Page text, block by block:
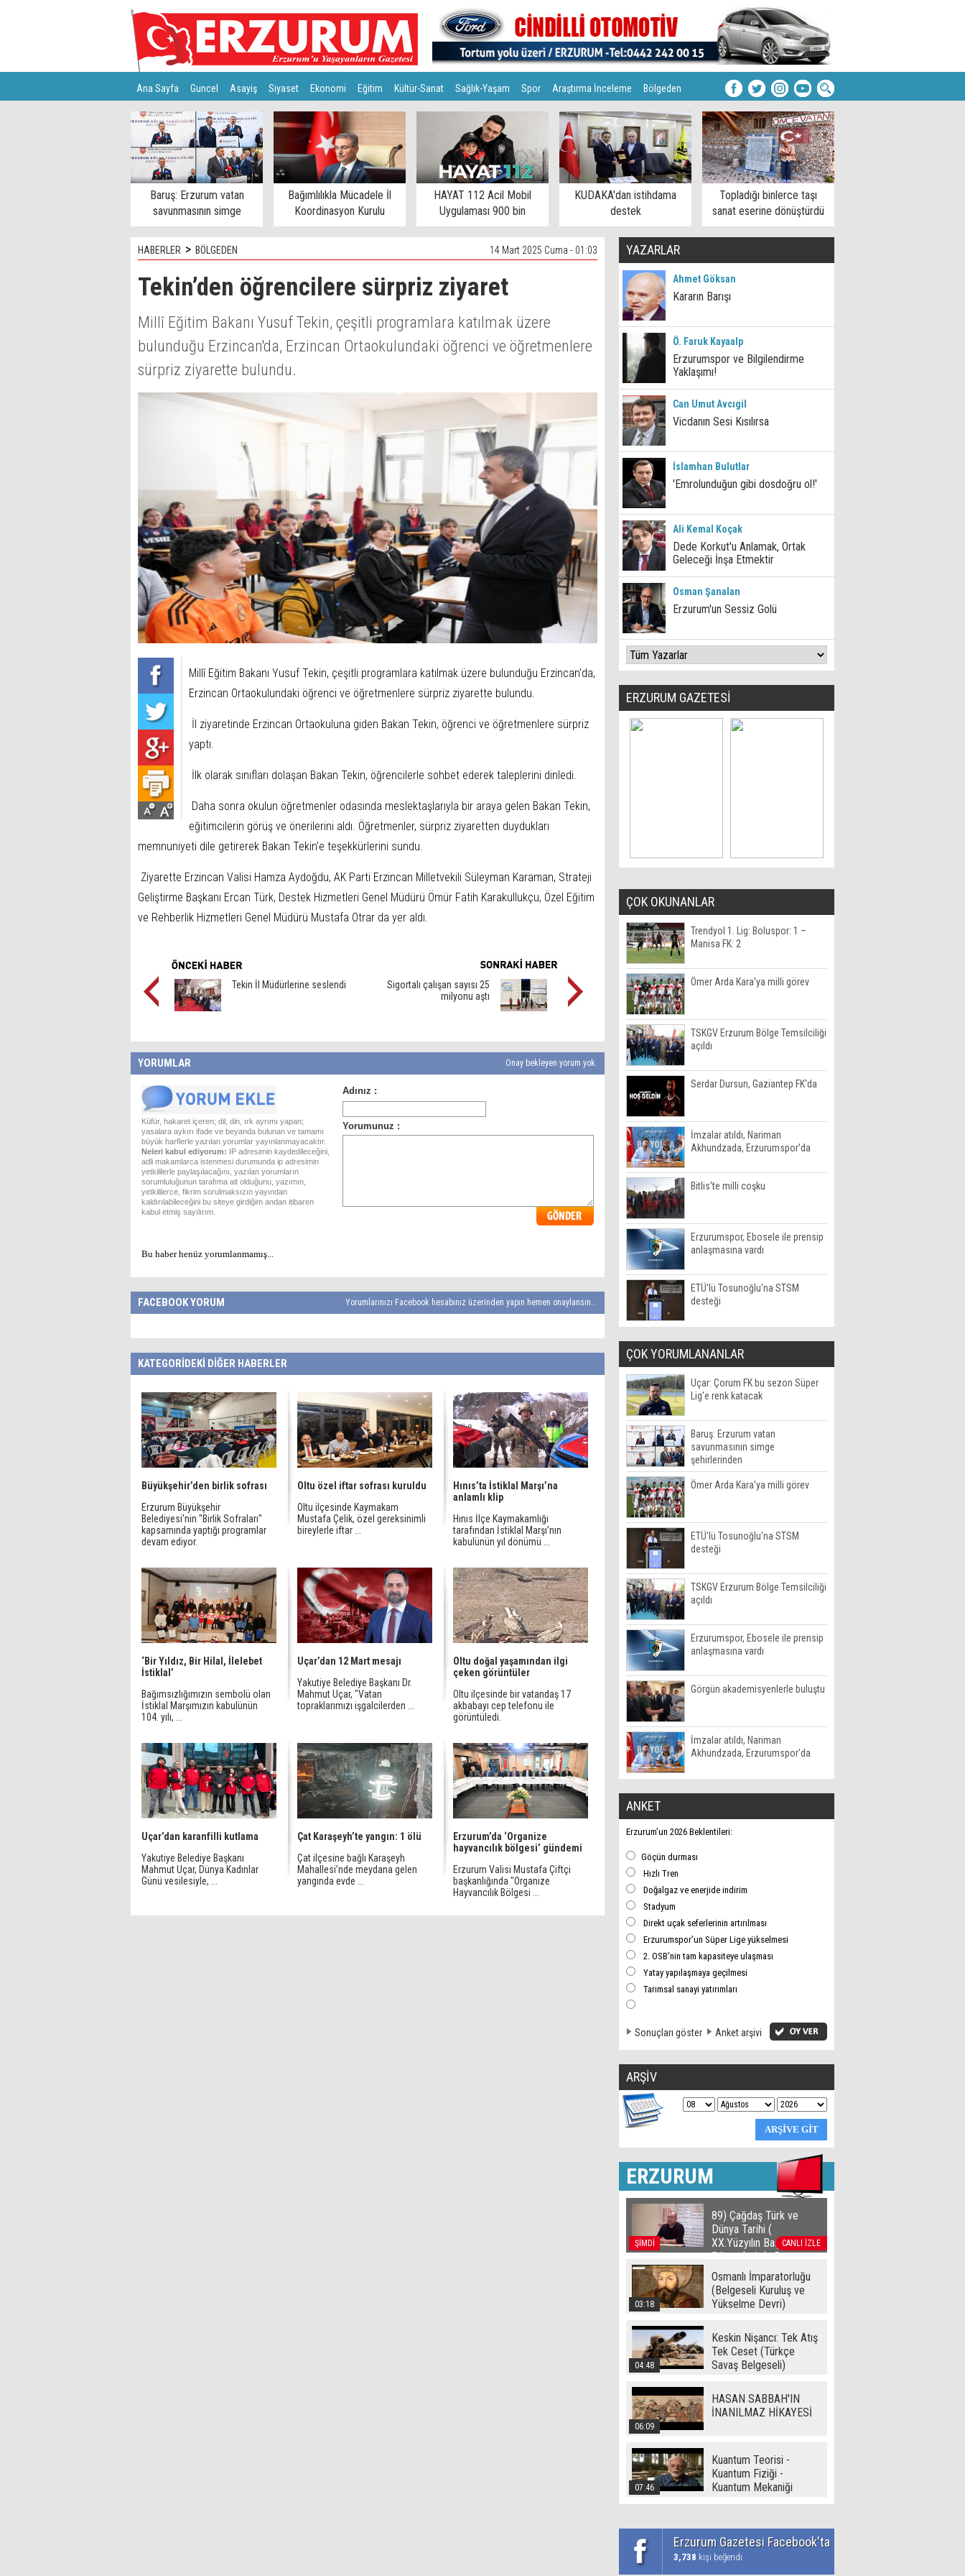
Ana Sayfa Guncel Asayiş Siyaset Ekonomi Eğitim Kültür-Sanat Sağlık-Yaşam Spor Araştırma İnceleme Bölgeden
Türkiye Teknoloji
Baruş: Erzurum vatan
savunmasının simge
şehirlerinden
Bağımlılıkla Mücadele İl
Koordinasyon Kurulu
toplandı
HAYAT 112 Acil Mobil
Uygulaması 900 bin
eşiğinde
KUDAKA'dan istihdama
destek
Topladığı binlerce taşı
sanat eserine dönüştürdü
HABERLER > BÖLGEDEN 14 Mart 2025 Cuma - 01:03
Tekin’den öğrencilere sürpriz ziyaret
Millî Eğitim Bakanı Yusuf Tekin, çeşitli programlara katılmak üzere
bulunduğu Erzincan'da, Erzincan Ortaokulundaki öğrenci ve öğretmenlere
sürpriz ziyarette bulundu.
Millî Eğitim Bakanı Yusuf Tekin, çeşitli programlara katılmak üzere bulunduğu Erzincan'da,
Erzincan Ortaokulundaki öğrenci ve öğretmenlere sürpriz ziyarette bulundu.
İl ziyaretinde Erzincan Ortaokuluna giden Bakan Tekin, öğrenci ve öğretmenlere sürpriz
yaptı.
İlk olarak sınıfları dolaşan Bakan Tekin, öğrencilerle sohbet ederek taleplerini dinledi.
Daha sonra okulun öğretmenler odasında meslektaşlarıyla bir araya gelen Bakan Tekin,
eğitimcilerin görüş ve önerilerini aldı. Öğretmenler, sürpriz ziyaretten duydukları
memnuniyeti dile getirerek Bakan Tekin'e teşekkürlerini sundu.
Ziyarette Erzincan Valisi Hamza Aydoğdu, AK Parti Erzincan Milletvekili Süleyman Karaman, Strateji
Geliştirme Başkanı Ercan Türk, Destek Hizmetleri Genel Müdürü Ömür Fatih Karakullukçu, Özel Eğitim
ve Rehberlik Hizmetleri Genel Müdürü Mustafa Otrar da yer aldı.
Tekin İl Müdürlerine seslendi
Sigortalı çalışan sayısı 25
milyonu aştı
YORUMLAR Onay bekleyen yorum yok.
Küfür, hakaret içeren; dil, din, ırk ayrımı yapan;
yasalara aykırı ifade ve beyanda bulunan ve tamamı
büyük harflerle yazılan yorumlar yayınlanmayacaktır.
Neleri kabul ediyorum: IP adresimin kaydedileceğini,
adli makamlarca istenmesi durumunda ip adresimin
yetkililerle paylaşılacağını, yazılan yorumların
sorumluluğunun tarafıma ait olduğunu, yazımın,
yetkililerce, fikrim sorulmaksızın yayından
kaldırılabileceğini bu siteye girdiğim andan itibaren
kabul etmiş sayılırım.
Bu haber henüz yorumlanmamış...
FACEBOOK YORUM Yorumlarınızı Facebook hesabınız üzerinden yapın hemen onaylansın...
KATEGORİDEKİ DİĞER HABERLER
Büyükşehir’den birlik sofrası
Erzurum Büyükşehir
Belediyesi’nin "Birlik Sofraları"
kapsamında yaptığı programlar
devam ediyor.
Oltu özel iftar sofrası kuruldu
Oltu ilçesinde Kaymakam
Mustafa Çelik, özel gereksinimli
bireylerle iftar ...
Hınıs’ta İstiklal Marşı’na
anlamlı klip
Hınıs İlçe Kaymakamlığı
tarafından İstiklal Marşı’nın
kabulünün yıl dönümü ...
‘Bir Yıldız, Bir Hilal, İlelebet
İstiklal’
Bağımsızlığımızın sembolü olan
İstiklal Marşımızın kabulünün
104. yılı, ...
Uçar’dan 12 Mart mesajı
Yakutiye Belediye Başkanı Dr.
Mahmut Uçar, "Vatan
topraklarımızı işgalcilerden ...
Oltu doğal yaşamından ilgi
çeken görüntüler
Oltu ilçesinde bir vatandaş 17
akbabayı cep telefonu ile
görüntüledi.
Uçar’dan karanfilli kutlama
Yakutiye Belediye Başkanı
Mahmut Uçar, Dünya Kadınlar
Günü vesilesiyle, ...
Çat Karaşeyh’te yangın: 1 ölü
Çat ilçesine bağlı Karaşeyh
Mahallesi’nde meydana gelen
yangında evde ...
Erzurum’da ‘Organize
hayvancılık bölgesi’ gündemi
Erzurum Valisi Mustafa Çiftçi
başkanlığında "Organize
Hayvancılık Bölgesi ...
YAZARLAR
Ahmet Göksan
Kararın Barışı
Ö. Faruk Kayaalp
Erzurumspor ve Bilgilendirme
Yaklaşımı!
Can Umut Avcıgil
Vicdanın Sesi Kısılırsa
İslamhan Bulutlar
'Emrolunduğun gibi dosdoğru ol!'
Ali Kemal Koçak
Dede Korkut'u Anlamak, Ortak
Geleceği İnşa Etmektir
Osman Şanalan
Erzurum'un Sessiz Golü
ERZURUM GAZETESİ
ÇOK OKUNANLAR
Trendyol 1. Lig: Boluspor: 1 –
Manisa FK: 2
Ömer Arda Kara'ya milli görev
TSKGV Erzurum Bölge Temsilciliği
açıldı
Serdar Dursun, Gaziantep FK'da
İmzalar atıldı, Nariman
Akhundzada, Erzurumspor'da
Bitlis'te milli coşku
Erzurumspor, Ebosele ile prensip
anlaşmasına vardı
ETÜ'lü Tosunoğlu'na STSM
desteği
ÇOK YORUMLANANLAR
Uçar: Çorum FK bu sezon Süper
Lig'e renk katacak
Baruş: Erzurum vatan
savunmasının simge
şehirlerinden
Ömer Arda Kara'ya milli görev
ETÜ'lü Tosunoğlu'na STSM
desteği
TSKGV Erzurum Bölge Temsilciliği
açıldı
Erzurumspor, Ebosele ile prensip
anlaşmasına vardı
Görgün akademisyenlerle buluştu
İmzalar atıldı, Nariman
Akhundzada, Erzurumspor'da
ANKET
Erzurum’un 2026 Beklentileri:
Göçün durması
Hızlı Tren
Doğalgaz ve enerjide indirim
Stadyum
Direkt uçak seferlerinin artırılması
Erzurumspor’un Süper Lige yükselmesi
2. OSB’nin tam kapasiteye ulaşması
Yatay yapılaşmaya geçilmesi
Tarımsal sanayi yatırımları
Sonuçları göster Anket arşivi
ARŞİV
ERZURUM
ŞİMDİ CANLI İZLE
89) Çağdaş Türk ve
Dünya Tarihi (
XX.Yüzyılın Başlarında
Dünya ( - I -) -Ramazan
Yetgin (2017)
03:18
Osmanlı İmparatorluğu
(Belgeseli Kuruluş ve
Yükselme Devri)
04:48
Keskin Nişancı: Tek Atış
Tek Ceset (Türkçe
Savaş Belgeseli)
06:09
HASAN SABBAH'IN
İNANILMAZ HİKAYESİ
07:46
Kuantum Teorisi -
Kuantum Fiziği -
Kuantum Mekaniği
Erzurum Gazetesi Facebook'ta
3,738 kişi beğendi